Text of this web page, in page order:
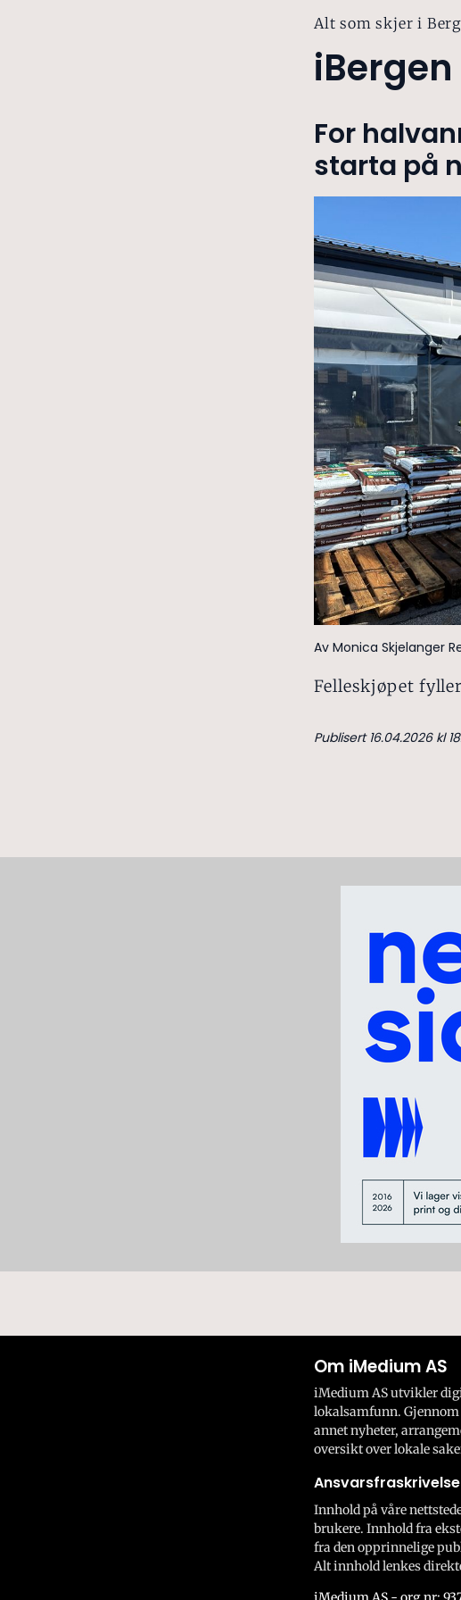
Alt som skjer i
iBergen
For
starta på
Av Monica Skjelanger
Felleskjøpet
Publisert 16.04.2026 kl
Om iMedium AS
iMedium AS utvikler
lokalsamfunn.
annet nyheter,
oversikt over lokale
Ansvarsfraskrivelse
Innhold på våre
brukere. Innhold fra
fra den opprinnelige
Alt innhold lenkes